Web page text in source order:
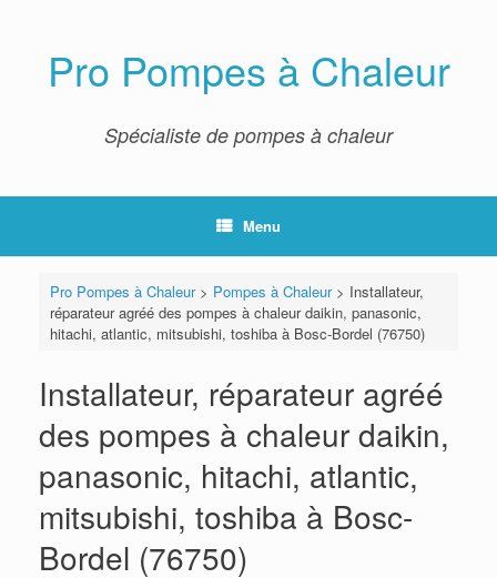
Pro Pompes à Chaleur
Spécialiste de pompes à chaleur
Menu
Pro Pompes à Chaleur> Pompes à Chaleur> Installateur,
réparateur agréé des pompes à chaleur daikin, panasonic,
hitachi, atlantic, mitsubishi, toshiba à Bosc-Bordel (76750)
Installateur, réparateur agréé
des pompes à chaleur daikin,
panasonic, hitachi, atlantic,
mitsubishi, toshiba à Bosc-
Bordel (76750)